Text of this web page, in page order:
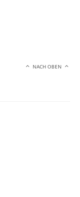
NACH OBEN